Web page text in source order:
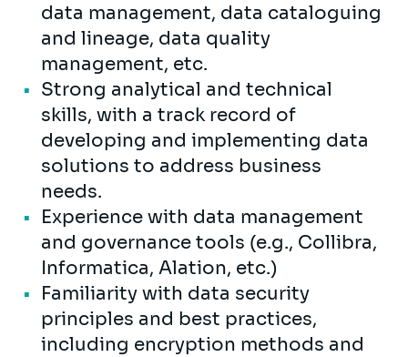
data management, data cataloguing
and lineage, data quality
management, etc.
Strong analytical and technical
skills, with a track record of
developing and implementing data
solutions to address business
needs.
Experience with data management
and governance tools (e.g., Collibra,
Informatica, Alation, etc.)
Familiarity with data security
principles and best practices,
including encryption methods and